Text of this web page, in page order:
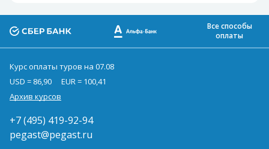
Все способы
оплаты
Курс оплаты туров на 07.08
USD = 86,90
EUR = 100,41
Архив курсов
+7 (495) 419-92-94
pegast@pegast.ru